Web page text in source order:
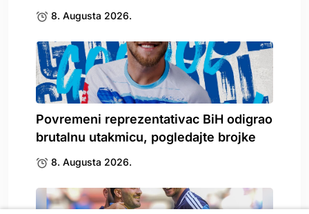
8. Augusta 2026.
Povremeni reprezentativac BiH odigrao
brutalnu utakmicu, pogledajte brojke
8. Augusta 2026.